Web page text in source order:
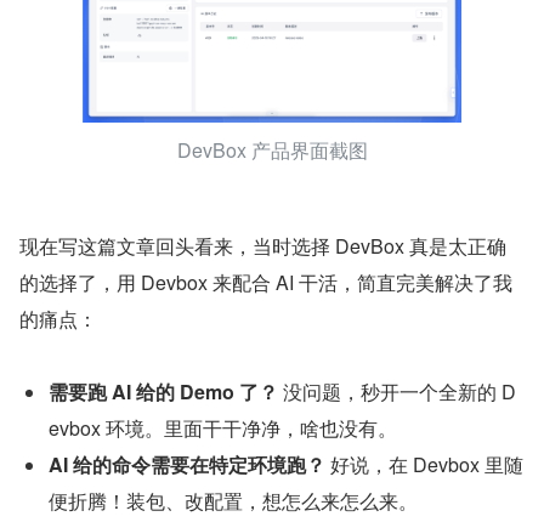
DevBox 产品界面截图
现在写这篇文章回头看来，当时选择 DevBox 真是太正确
的选择了，用 Devbox 来配合 AI 干活，简直完美解决了我
的痛点：
需要跑 AI 给的 Demo 了？ 没问题，秒开一个全新的 D
evbox 环境。里面干干净净，啥也没有。
AI 给的命令需要在特定环境跑？ 好说，在 Devbox 里随
便折腾！装包、改配置，想怎么来怎么来。